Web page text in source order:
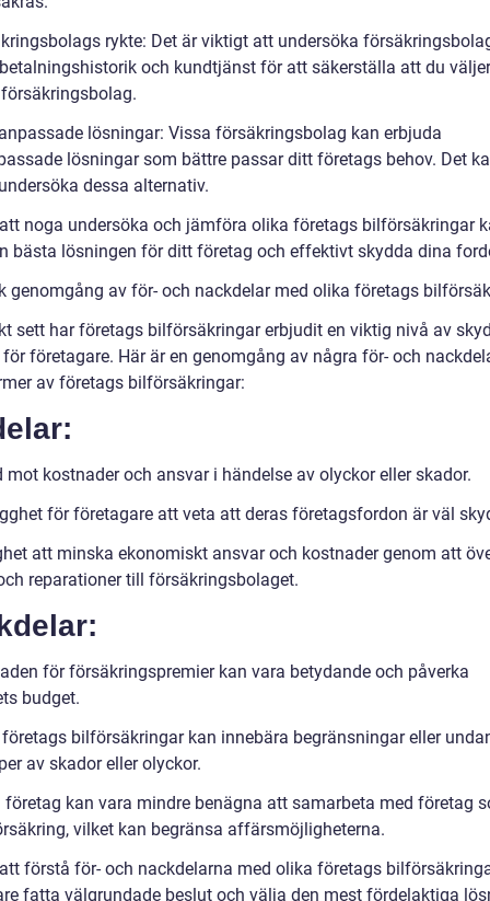
rykte: Det är viktigt att undersöka
och kundtjänst för att säkerställa att du
lösningar: Vissa försäkringsbolag kan erbjuda
lösningar som bättre passar ditt företags behov. Det
dessa alternativ.
noga undersöka och jämföra olika företags bilförsäkringar
bästa lösningen för ditt företag och effektivt skydda dina
genomgång av för- och nackdelar med olika företags
sett har företags bilförsäkringar erbjudit en viktig nivå av
företagare. Här är en genomgång av några för- och
av företags bilförsäkringar:
mot kostnader och ansvar i händelse av olyckor eller skador.
för företagare att veta att deras företagsfordon är väl
att minska ekonomiskt ansvar och kostnader genom att
reparationer till försäkringsbolaget.
för försäkringspremier kan vara betydande och påverka
budget.
bilförsäkringar kan innebära begränsningar eller
av skador eller olyckor.
företag kan vara mindre benägna att samarbeta med företag
vilket kan begränsa affärsmöjligheterna.
förstå för- och nackdelarna med olika företags
fatta välgrundade beslut och välja den mest fördelaktiga